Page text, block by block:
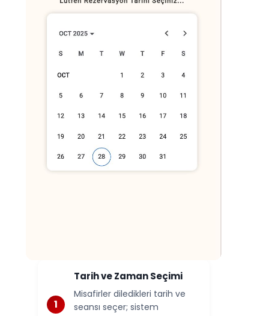
Tarih ve Zaman Seçimi
Misafirler diledikleri tarih ve
seansı seçer; sistem